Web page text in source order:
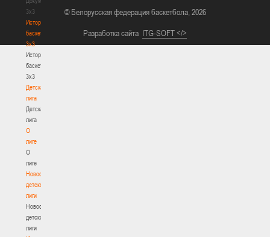
3х3
История
баскетбола
3х3
История
баскетбола
3х3
Детская
лига
Детская
лига
О
лиге
О
лиге
Новости
детской
лиги
Новости
детской
лиги
© Белорусская федерация баскетбола, 2026
Разработка сайта ITG-SOFT </>